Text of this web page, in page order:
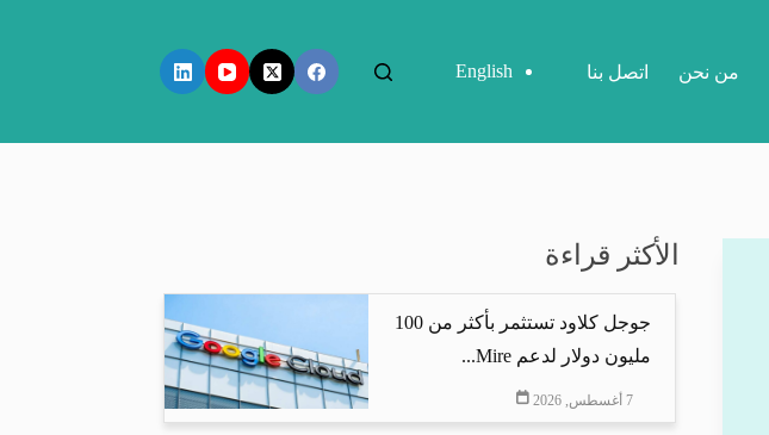
من نحن اتصل بنا English
الأكثر قراءة
جوجل كلاود تستثمر بأكثر من 100
مليون دولار لدعم Mire...
7 أغسطس, 2026